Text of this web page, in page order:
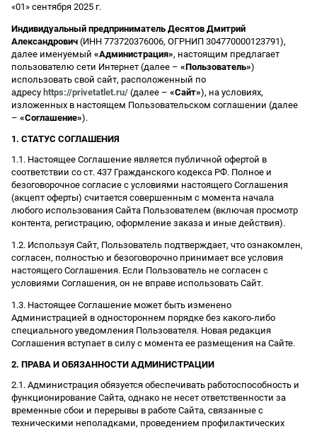
«01» сентября 2025 г.
Индивидуальный предприниматель Десятов Дмитрий
Александрович (ИНН 773720376006, ОГРНИП 304770000123791),
далее именуемый «Администрация», настоящим предлагает
пользователю сети Интернет (далее – «Пользователь»)
использовать свой сайт, расположенный по
адресу https://privetatlet.ru/ (далее – «Сайт»), на условиях,
изложенных в настоящем Пользовательском соглашении (далее
– «Соглашение»).
1. СТАТУС СОГЛАШЕНИЯ
1.1. Настоящее Соглашение является публичной офертой в
соответствии со ст. 437 Гражданского кодекса РФ. Полное и
безоговорочное согласие с условиями настоящего Соглашения
(акцепт оферты) считается совершенным с момента начала
любого использования Сайта Пользователем (включая просмотр
контента, регистрацию, оформление заказа и иные действия).
1.2. Используя Сайт, Пользователь подтверждает, что ознакомлен,
согласен, полностью и безоговорочно принимает все условия
настоящего Соглашения. Если Пользователь не согласен с
условиями Соглашения, он не вправе использовать Сайт.
1.3. Настоящее Соглашение может быть изменено
Администрацией в одностороннем порядке без какого-либо
специального уведомления Пользователя. Новая редакция
Соглашения вступает в силу с момента ее размещения на Сайте.
2. ПРАВА И ОБЯЗАННОСТИ АДМИНИСТРАЦИИ
2.1. Администрация обязуется обеспечивать работоспособность и
функционирование Сайта, однако не несет ответственности за
временные сбои и перерывы в работе Сайта, связанные с
техническими неполадками, проведением профилактических